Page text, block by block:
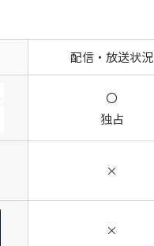
配信・放送状況
〇
独占
×
×